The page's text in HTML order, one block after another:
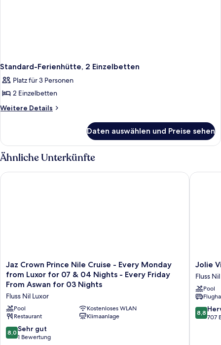
Standard-Ferienhütte, 2 Einzelbetten
Platz für 3 Personen
2 Einzelbetten
Weitere Details
Weitere
Ferienhütte,
2 Einzelbetten
Daten auswählen und Preise sehen
Ähnliche Unterkünfte
Jaz
Crown
Prince
Nile
Cruise
-
Every
Monday
from
Jaz Crown Prince Nile Cruise - Every Monday
from Luxor for 07 & 04 Nights - Every Friday
From Aswan for 03 Nights
Fluss Nil Luxor
Pool
Kostenloses WLAN
Restaurant
Klimaanlage
8.0
von
8,0 Sehr gut
1 Bewertung
Jaz Crown Prince Nile Cruise - Every Monday from Luxor
Jolie
Ville
Hotel
&
Spa
Kings
Island
Jolie
Fluss
Pool
8.8
von
8,8
707
Jolie